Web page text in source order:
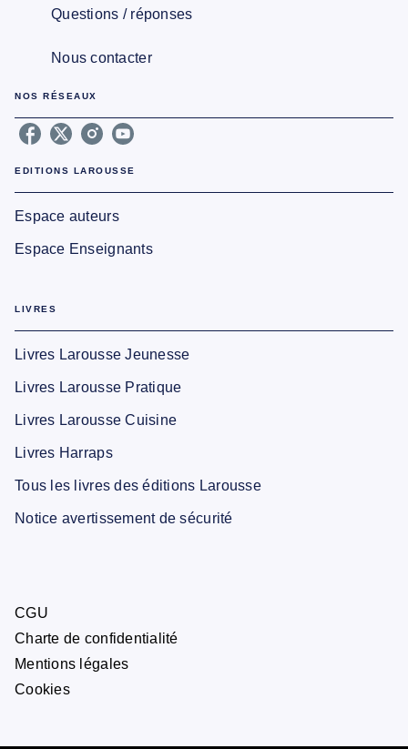
Questions / réponses
Nous contacter
NOS RÉSEAUX
EDITIONS LAROUSSE
Espace auteurs
Espace Enseignants
LIVRES
Livres Larousse Jeunesse
Livres Larousse Pratique
Livres Larousse Cuisine
Livres Harraps
Tous les livres des éditions Larousse
Notice avertissement de sécurité
CGU
Charte de confidentialité
Mentions légales
Cookies